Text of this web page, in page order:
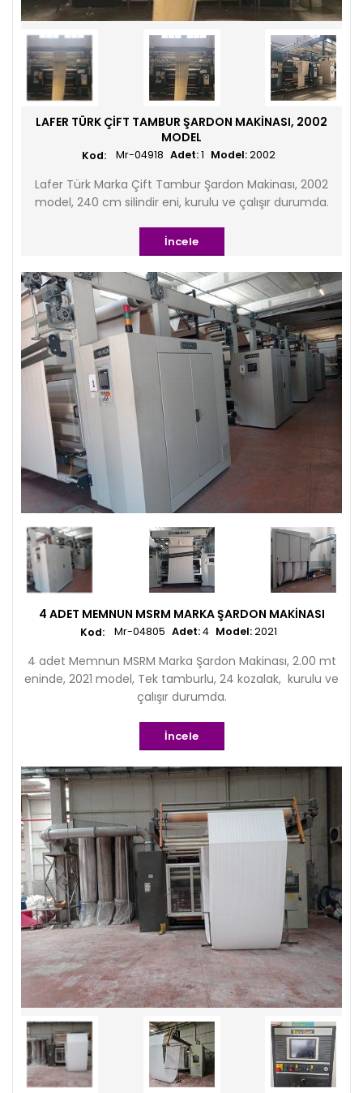
LAFER TÜRK ÇIFT TAMBUR ŞARDON MAKINASI, 2002
MODEL
Adet:1 Model:2002
Mr-04918
Lafer Türk Marka Çift Tambur Şardon Makinası, 2002
model, 240 cm silindir eni, kurulu ve çalışır durumda.
İncele
4 ADET MEMNUN MSRM MARKA ŞARDON MAKINASI
Adet:4 Model:2021
Mr-04805
4 adet Memnun MSRM Marka Şardon Makinası, 2.00 mt
eninde, 2021 model, Tek tamburlu, 24 kozalak, kurulu ve
çalışır durumda.
İncele